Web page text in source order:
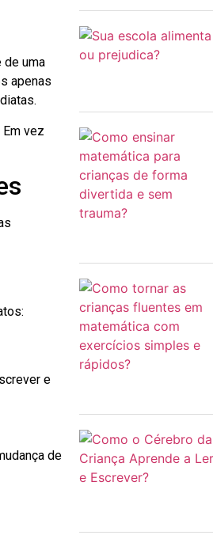
de uma
apenas
vez
e
de